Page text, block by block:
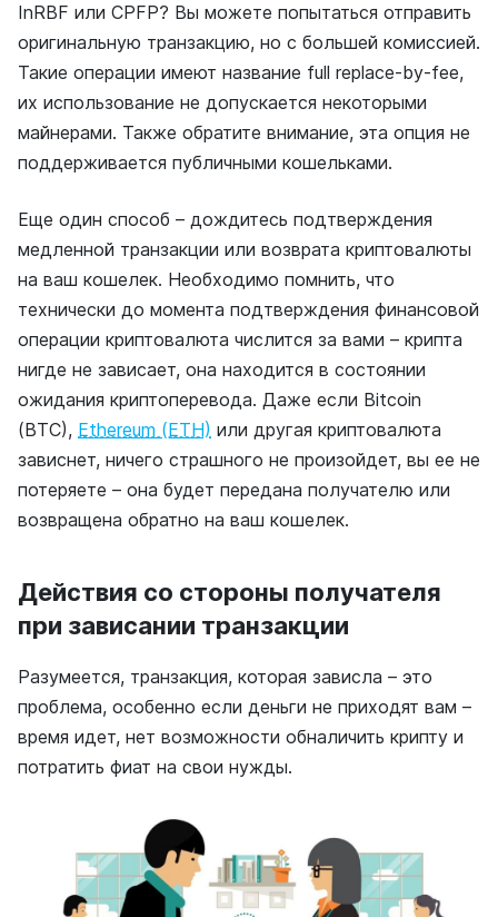
InRBF или CPFP? Вы можете попытаться отправить
оригинальную транзакцию, но с большей комиссией.
Такие операции имеют название full replace-by-fee,
их использование не допускается некоторыми
майнерами. Также обратите внимание, эта опция не
поддерживается публичными кошельками.
Еще один способ – дождитесь подтверждения
медленной транзакции или возврата криптовалюты
на ваш кошелек. Необходимо помнить, что
технически до момента подтверждения финансовой
операции криптовалюта числится за вами – крипта
нигде не зависает, она находится в состоянии
ожидания криптоперевода. Даже если Bitcoin
(BTC), Ethereum (ETH) или другая криптовалюта
зависнет, ничего страшного не произойдет, вы ее не
потеряете – она будет передана получателю или
возвращена обратно на ваш кошелек.
Действия со стороны получателя
при зависании транзакции
Разумеется, транзакция, которая зависла – это
проблема, особенно если деньги не приходят вам –
время идет, нет возможности обналичить крипту и
потратить фиат на свои нужды.